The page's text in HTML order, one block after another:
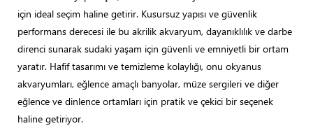
için ideal seçim haline getirir. Kusursuz yapısı ve güvenlik
performans derecesi ile bu akrilik akvaryum, dayanıklılık ve darbe
direnci sunarak sudaki yaşam için güvenli ve emniyetli bir ortam
yaratır. Hafif tasarımı ve temizleme kolaylığı, onu okyanus
akvaryumları, eğlence amaçlı banyolar, müze sergileri ve diğer
eğlence ve dinlence ortamları için pratik ve çekici bir seçenek
haline getiriyor.